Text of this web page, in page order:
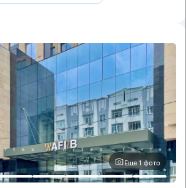
Еще 1 фото